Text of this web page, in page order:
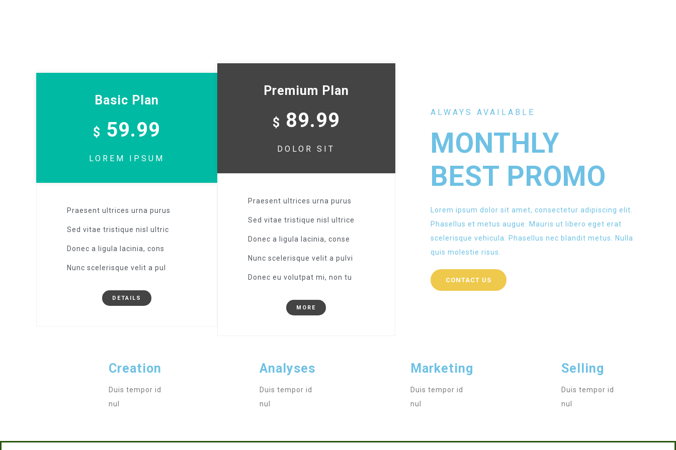
Basic Plan
$ 59.99
LOREM IPSUM
Praesent ultrices urna purus
Sed vitae tristique nisl ultric
Donec a ligula lacinia, cons
Nunc scelerisque velit a pul
DETAILS
Premium Plan
$ 89.99
DOLOR SIT
Praesent ultrices urna purus
Sed vitae tristique nisl ultrice
Donec a ligula lacinia, conse
Nunc scelerisque velit a pulvi
Donec eu volutpat mi, non tu
MORE
ALWAYS AVAILABLE
MONTHLY
BEST PROMO
Lorem ipsum dolor sit amet, consectetur adipiscing elit.
Phasellus et metus augue. Mauris ut libero eget erat
scelerisque vehicula. Phasellus nec blandit metus. Nulla
quis molestie risus.
CONTACT US
Creation
Duis tempor id
nul
Analyses
Duis tempor id
nul
Marketing
Duis tempor id
nul
Selling
Duis tempor id
nul